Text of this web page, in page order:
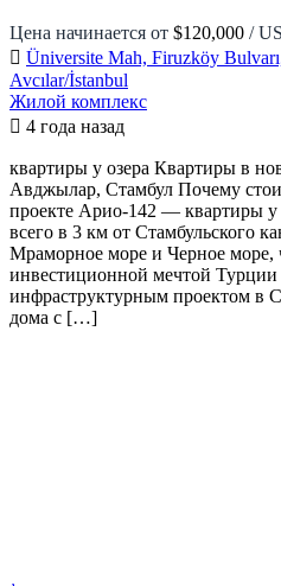
Цена начинается от $120,000 /
Üniversite Mah, Firuzköy
Avcılar/İstanbul
Жилой комплекс
4 года назад
квартиры у озера Квартиры в
Авджылар, Стамбул Почему
проекте Арио-142 — квартиры у
всего в 3 км от Стамбульского
Мраморное море и Черное море,
инвестиционной мечтой
инфраструктурным проектом в
дома с […]